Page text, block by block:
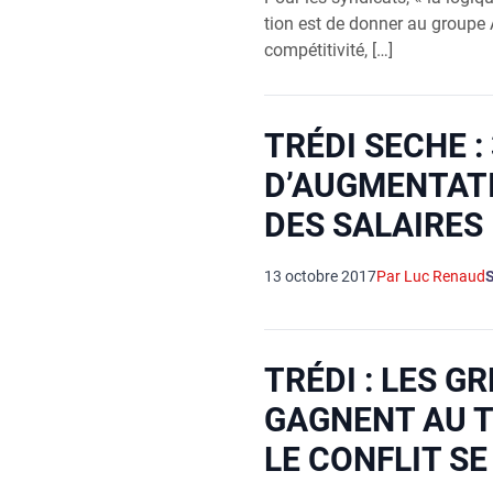
tion est de don­ner au groupe
compétitivité, […]
TRÉDI SECHE :
DES SALAIRES
13 octobre 2017Par Luc Renaud
TRÉDI : LES
GAGNENT AU
LE CONFLIT